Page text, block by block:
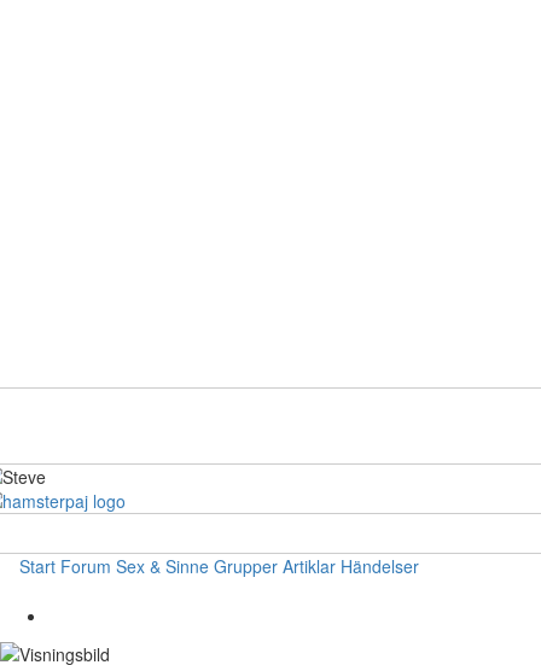
Start Forum Sex & Sinne Grupper Artiklar Händelser